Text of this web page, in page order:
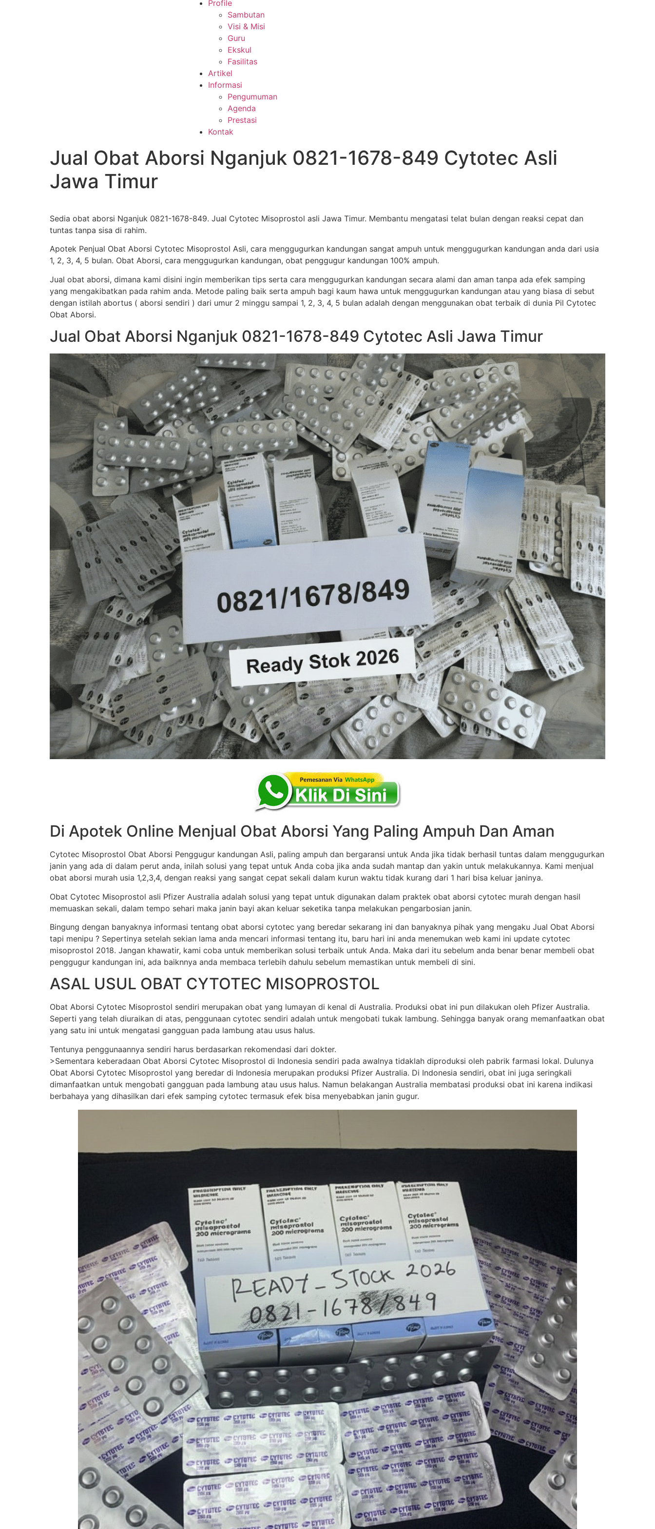
Profile
Sambutan
Visi & Misi
Guru
Ekskul
Fasilitas
Artikel
Informasi
Pengumuman
Agenda
Prestasi
Kontak
Jual Obat Aborsi Nganjuk 0821-1678-849 Cytotec Asli
Jawa Timur
Sedia obat aborsi Nganjuk 0821-1678-849. Jual Cytotec Misoprostol asli Jawa Timur. Membantu mengatasi telat bulan dengan reaksi cepat dan
tuntas tanpa sisa di rahim.
Apotek Penjual Obat Aborsi Cytotec Misoprostol Asli, cara menggugurkan kandungan sangat ampuh untuk menggugurkan kandungan anda dari usia
1, 2, 3, 4, 5 bulan. Obat Aborsi, cara menggugurkan kandungan, obat penggugur kandungan 100% ampuh.
Jual obat aborsi, dimana kami disini ingin memberikan tips serta cara menggugurkan kandungan secara alami dan aman tanpa ada efek samping
yang mengakibatkan pada rahim anda. Metode paling baik serta ampuh bagi kaum hawa untuk menggugurkan kandungan atau yang biasa di sebut
dengan istilah abortus ( aborsi sendiri ) dari umur 2 minggu sampai 1, 2, 3, 4, 5 bulan adalah dengan menggunakan obat terbaik di dunia Pil Cytotec
Obat Aborsi.
Jual Obat Aborsi Nganjuk 0821-1678-849 Cytotec Asli Jawa Timur
Di Apotek Online Menjual Obat Aborsi Yang Paling Ampuh Dan Aman
Cytotec Misoprostol Obat Aborsi Penggugur kandungan Asli, paling ampuh dan bergaransi untuk Anda jika tidak berhasil tuntas dalam menggugurkan
janin yang ada di dalam perut anda, inilah solusi yang tepat untuk Anda coba jika anda sudah mantap dan yakin untuk melakukannya. Kami menjual
obat aborsi murah usia 1,2,3,4, dengan reaksi yang sangat cepat sekali dalam kurun waktu tidak kurang dari 1 hari bisa keluar janinya.
Obat Cytotec Misoprostol asli Pfizer Australia adalah solusi yang tepat untuk digunakan dalam praktek obat aborsi cytotec murah dengan hasil
memuaskan sekali, dalam tempo sehari maka janin bayi akan keluar seketika tanpa melakukan pengarbosian janin.
Bingung dengan banyaknya informasi tentang obat aborsi cytotec yang beredar sekarang ini dan banyaknya pihak yang mengaku Jual Obat Aborsi
tapi menipu ? Sepertinya setelah sekian lama anda mencari informasi tentang itu, baru hari ini anda menemukan web kami ini update cytotec
misoprostol 2018. Jangan khawatir, kami coba untuk memberikan solusi terbaik untuk Anda. Maka dari itu sebelum anda benar benar membeli obat
penggugur kandungan ini, ada baiknnya anda membaca terlebih dahulu sebelum memastikan untuk membeli di sini.
ASAL USUL OBAT CYTOTEC MISOPROSTOL
Obat Aborsi Cytotec Misoprostol sendiri merupakan obat yang lumayan di kenal di Australia. Produksi obat ini pun dilakukan oleh Pfizer Australia.
Seperti yang telah diuraikan di atas, penggunaan cytotec sendiri adalah untuk mengobati tukak lambung. Sehingga banyak orang memanfaatkan obat
yang satu ini untuk mengatasi gangguan pada lambung atau usus halus.
Tentunya penggunaannya sendiri harus berdasarkan rekomendasi dari dokter.
>Sementara keberadaan Obat Aborsi Cytotec Misoprostol di Indonesia sendiri pada awalnya tidaklah diproduksi oleh pabrik farmasi lokal. Dulunya
Obat Aborsi Cytotec Misoprostol yang beredar di Indonesia merupakan produksi Pfizer Australia. Di Indonesia sendiri, obat ini juga seringkali
dimanfaatkan untuk mengobati gangguan pada lambung atau usus halus. Namun belakangan Australia membatasi produksi obat ini karena indikasi
berbahaya yang dihasilkan dari efek samping cytotec termasuk efek bisa menyebabkan janin gugur.